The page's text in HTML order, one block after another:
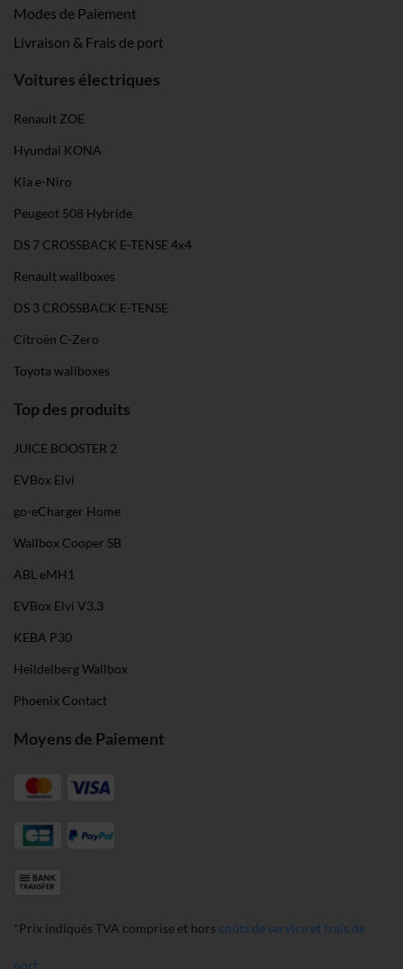
Modes de Paiement
Livraison & Frais de port
Voitures électriques
Renault ZOE
Hyundai KONA
Kia e-Niro
Peugeot 508 Hybride
DS 7 CROSSBACK E-TENSE 4x4
Renault wallboxes
DS 3 CROSSBACK E-TENSE
Citroën C-Zero
Toyota wallboxes
Top des produits
JUICE BOOSTER 2
EVBox Elvi
go-eCharger Home
Wallbox Cooper SB
ABL eMH1
EVBox Elvi V3.3
KEBA P30
Heildelberg Wallbox
Phoenix Contact
Moyens de Paiement
*Prix indiqués TVA comprise et hors coûts de service et frais de
port